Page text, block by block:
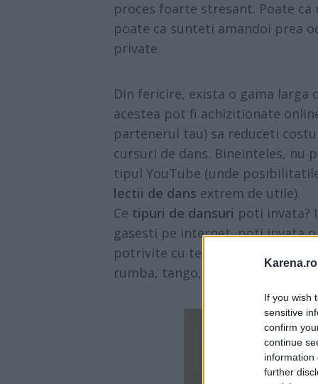
If you wish
sensitive
confirm
continue
information
further
proces foarte stresant. Poate
poate ca sunteti amandoi prea
private.
Din fericire, exista o gama larga
acestea pot fi achizitionate
partenerul tau) sa reduceti
cursuri de dans. Bineinteles, nu
tipul YouTube (unde
lectii de dans extrem de utile).
Ce tipuri de dansuri poti invata?
gasesti pe internet, poti invata
potrivite cu tema nuntii tale.
rumba, tango, salsa, swing.